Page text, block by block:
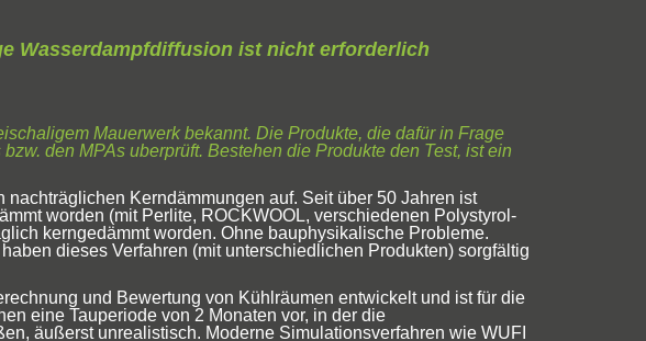
Wasserdampfdiffusion ist nicht erforderlich
Mauerwerk bekannt. Die Produkte, die dafür in Frage
den MPAs uberprüft. Bestehen die Produkte den Test, ist ein
Kerndämmungen auf. Seit über 50 Jahren ist
worden (mit Perlite, ROCKWOOL, verschiedenen Polystyrol-
kerngedämmt worden. Ohne bauphysikalische Probleme.
dieses Verfahren (mit unterschiedlichen Produkten) sorgfältig
und Bewertung von Kühlräumen entwickelt und ist für die
eine Tauperiode von 2 Monaten vor, in der die
äußerst unrealistisch. Moderne Simulationsverfahren wie WUFI